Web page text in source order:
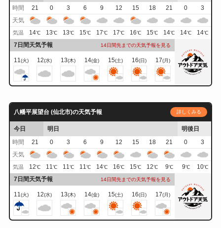
時間
21 0 3 6 9 12 15 18 21 0
3
天気
気温 14℃ 13℃ 13℃ 15℃ 17℃ 17℃ 16℃ 15℃ 14℃ 14℃ 14℃
7日間天気予報 14日間先までの天気予報を見る
11(火) 12(水) 13(木) 14(金) 15(土) 16(日) 17(月)
八幡平展望台 (仙北市)の天気予報 詳しくみる
今日 明日
明後日
時間
21 0 3 6 9 12 15 18 21 0
3
天気
気温 12℃ 11℃ 11℃ 11℃ 14℃ 16℃ 15℃ 12℃ 9℃ 9℃ 10℃
7日間天気予報 14日間先までの天気予報を見る
11(火) 12(水) 13(木) 14(金) 15(土) 16(日) 17(月)